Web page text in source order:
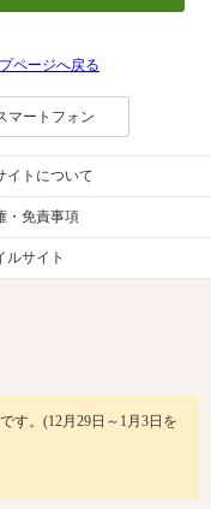
ページへ戻る
マートフォン
イトについて
・免責事項
ルサイト
す。(12月29日～1月3日を